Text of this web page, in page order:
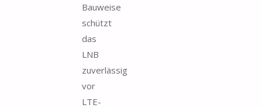
Bauweise
schützt
das
LNB
zuverlässig
vor
LTE-